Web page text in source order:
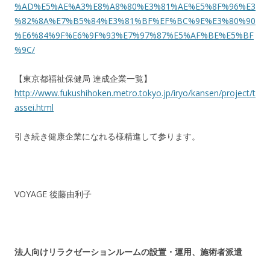
%AD%E5%AE%A3%E8%A8%80%E3%81%AE%E5%8F%96%E3
%82%8A%E7%B5%84%E3%81%BF%EF%BC%9E%E3%80%90
%E6%84%9F%E6%9F%93%E7%97%87%E5%AF%BE%E5%BF
%9C/
【東京都福祉保健局 達成企業一覧】
http://www.fukushihoken.metro.tokyo.jp/iryo/kansen/project/t
assei.html
引き続き健康企業になれる様精進して参ります。
VOYAGE 後藤由利子
法人向けリラクゼーションルームの設置・運用、施術者派遣